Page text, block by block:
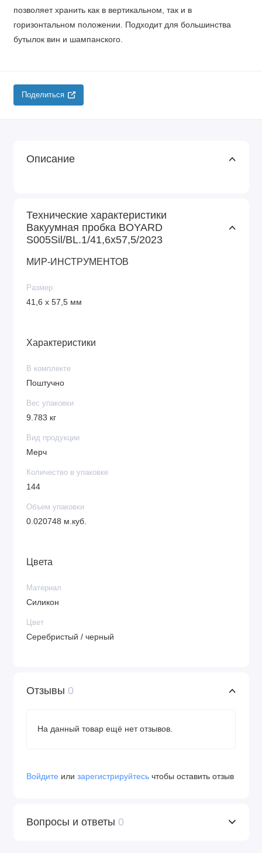
позволяет хранить как в вертикальном, так и в
горизонтальном положении. Подходит для большинства
бутылок вин и шампанского.
Поделиться
Описание
Технические характеристики
Вакуумная пробка BOYARD
S005Sil/BL.1/41,6х57,5/2023
МИР-ИНСТРУМЕНТОВ
Размер
41,6 х 57,5 мм
Характеристики
В комплекте
Поштучно
Вес упаковки
9.783 кг
Вид продукции
Мерч
Количество в упаковке
144
Объем упаковки
0.020748 м.куб.
Цвета
Материал
Силикон
Цвет
Серебристый / черный
Отзывы 0
На данный товар ещё нет отзывов.
Войдите или зарегистрируйтесь чтобы оставить отзыв
Вопросы и ответы 0